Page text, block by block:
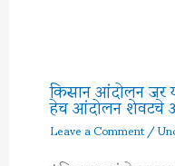
किसान आंदोलन जर
हेच आंदोलन
Leave a Comment/